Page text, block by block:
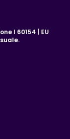
I 60154 | EU